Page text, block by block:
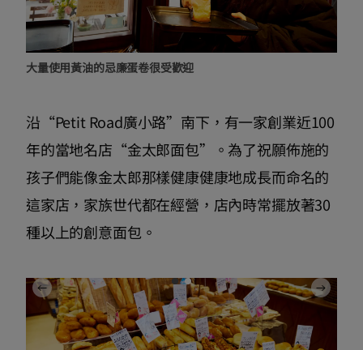
大量使用黃油的忌廉蛋卷很受歡迎
沿“Petit Road廣小路”南下，有一家創業近100
年的當地名店“金太郎面包”。為了祝願佈施的
孩子們能像金太郎那樣健康健康地成長而命名的
這家店，家族世代都在經營，店內時常擺放著30
種以上的創意面包。